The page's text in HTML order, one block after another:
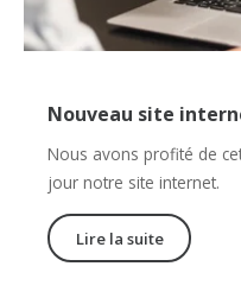
Nouveau site
Nous avons profité de
jour notre site internet.
Lire la suite